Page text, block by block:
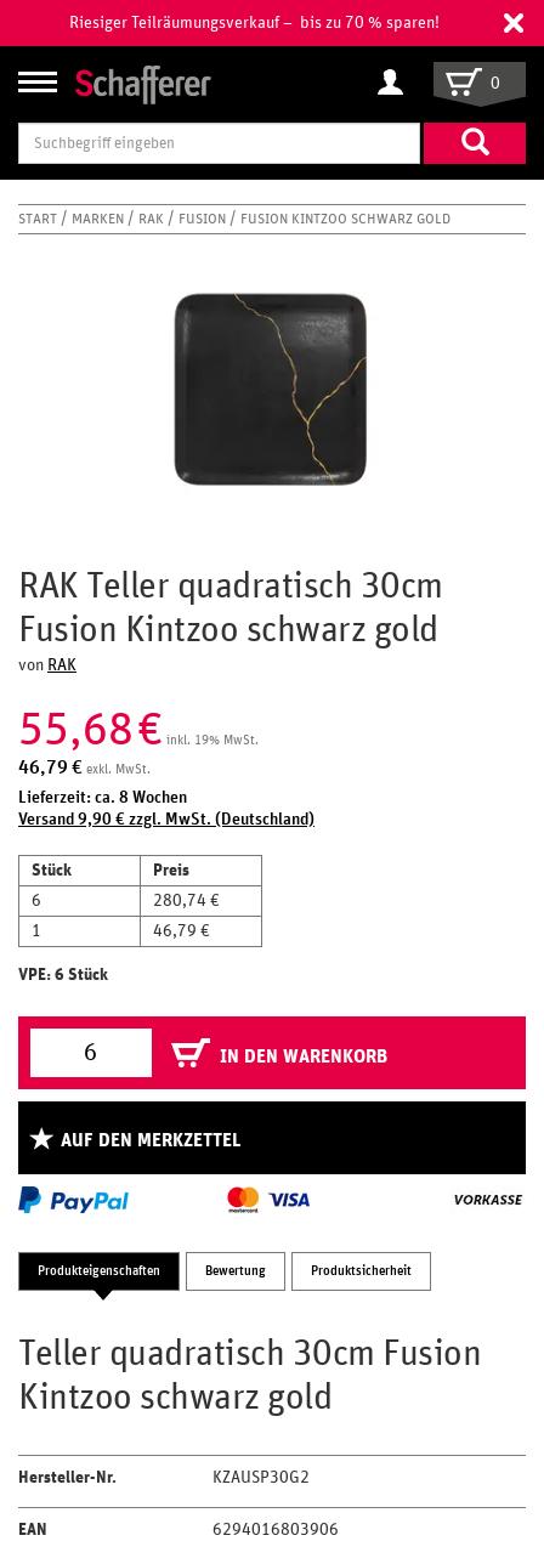
Riesiger Teilräumungsverkauf – bis zu 70 % sparen!
Suchbegriff
eingeben
0
START MARKEN RAK FUSION FUSION KINTZOO SCHWARZ GOLD
RAK Teller quadratisch 30cm
Fusion Kintzoo schwarz gold
von RAK
55,68€ inkl. 19% MwSt.
46,79 € exkl. MwSt.
Lieferzeit: ca. 8 Wochen
Versand 9,90 € zzgl. MwSt. (Deutschland)
Stück
Preis
6
280,74 €
1
46,79 €
VPE: 6 Stück
IN DEN WARENKORB
AUF DEN MERKZETTEL
Produkteigenschaften Bewertung Produktsicherheit
Teller quadratisch 30cm Fusion
Kintzoo schwarz gold
Hersteller-Nr. KZAUSP30G2
EAN 6294016803906